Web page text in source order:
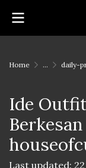
Home ... daily-
Ide
Last updated: 22